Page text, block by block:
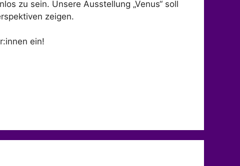
zu sein. Unsere Ausstellung „Venus“ soll
zeigen.
ein!